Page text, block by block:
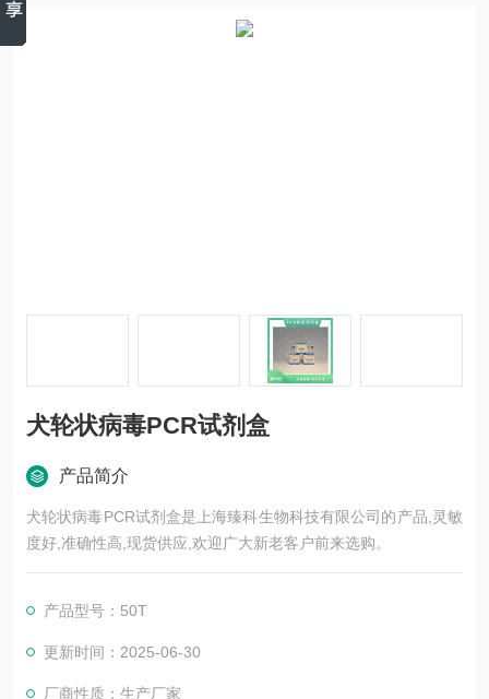
犬轮状病毒PCR试剂盒
产品简介
犬轮状病毒PCR试剂盒是上海臻科生物科技有限公司的产品,灵敏
度好,准确性高,现货供应,欢迎广大新老客户前来选购。
产品型号：50T
更新时间：2025-06-30
厂商性质：生产厂家